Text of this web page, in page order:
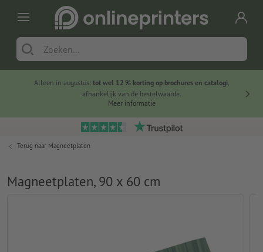
Alleen in augustus: tot wel 12 % korting op brochures en catalogi,
afhankelijk van de bestelwaarde.
Meer informatie
Terug naar Magneetplaten
Magneetplaten, 90 x 60 cm